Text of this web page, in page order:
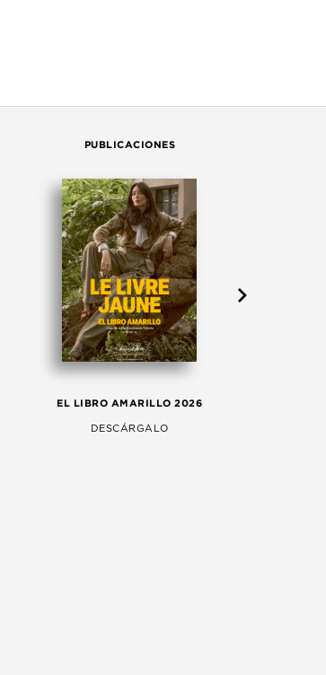
PUBLICACIONES
EL LIBRO AMARILLO 2026
DESCÁRGALO